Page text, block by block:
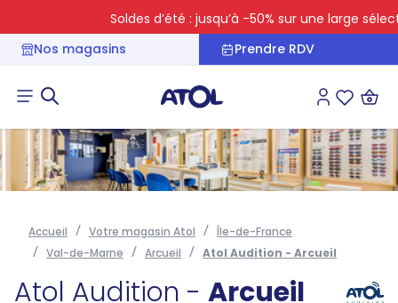
Soldes d’été : jusqu’à -50% sur une large
Nos magasins
Prendre RDV
Connexion
Accueil Votre magasin Atol
Île-de-France
Val-de-Marne
Arcueil Atol Audition - Arcueil
Atol Audition - Arcueil